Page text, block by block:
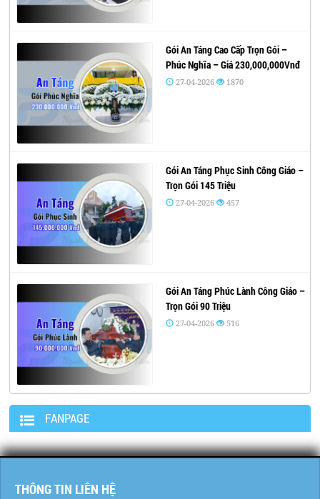
Gói An Táng Cao Cấp Trọn Gói –
Phúc Nghĩa – Giá 230,000,000Vnđ
27-04-2026 1870
Gói An Táng Phục Sinh Công Giáo –
Trọn Gói 145 Triệu
27-04-2026 457
Gói An Táng Phúc Lành Công Giáo –
Trọn Gói 90 Triệu
27-04-2026 516
FANPAGE
THÔNG TIN LIÊN HỆ